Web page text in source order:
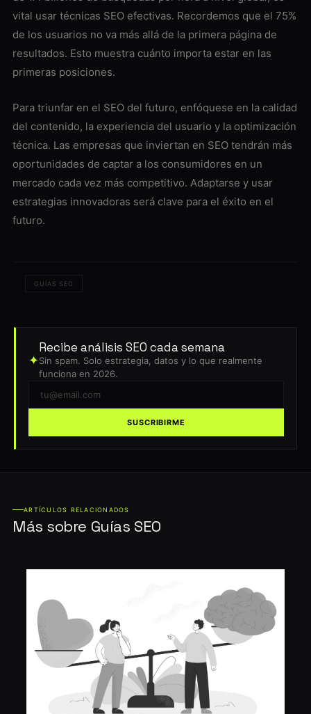
vital usar técnicas SEO efectivas. Recordemos que el 75%
de los usuarios no va más allá de la primera página de
resultados. Esto muestra cuánto importa estar en las
primeras posiciones.
Para triunfar en el SEO del futuro, enfóquese en la calidad
del contenido, la experiencia del usuario y la optimización
técnica. Las empresas que inviertan en SEO tendrán más
oportunidades de captar a los consumidores en un
mercado cada vez más competitivo. Adaptarse y usar
estrategias innovadoras será clave para el éxito en el
futuro.
GUÍAS SEO
✦
Recibe análisis SEO cada semana
Sin spam. Solo estrategia, datos y lo que realmente
funciona en 2026.
SUSCRIBIRME
ARTÍCULOS RELACIONADOS
Más sobre Guías SEO